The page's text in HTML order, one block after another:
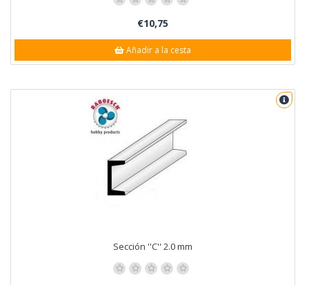
€10,75
Añadir a la cesta
Sección ''C'' 2.0 mm